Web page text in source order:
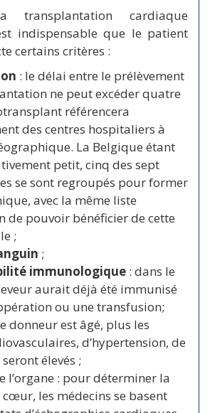
cardiaque
indispensable que le patient
certains critères :
: le délai entre le prélèvement
ne peut excéder quatre
référencera
des centres hospitaliers à
La Belgique étant
petit, cinq des sept
se sont regroupés pour former
avec la même liste
de pouvoir bénéficier de cette
;
;
immunologique: dans le
aurait déjà été immunisé
ou une transfusion;
donneur est âgé, plus les
d’hypertension, de
élevés ;
l’organe : pour déterminer la
les médecins se basent